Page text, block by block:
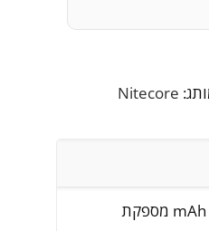
Nitecore
סוללת ה-NL166 של Nitecore מתאימה לפנסי CR123, לציוד צילום מקצועי, ולכל ציוד שעובד עם פרופיל CR123 ודורש זרם חזק ואמין. קיבולת של 650 mAh מספקת